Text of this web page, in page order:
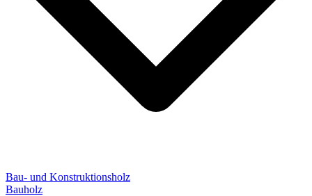
Bau- und Konstruktionsholz
Bauholz